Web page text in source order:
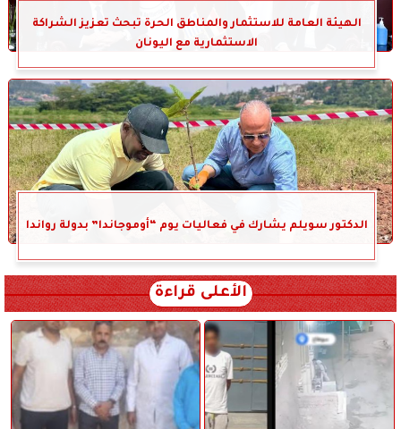
الهيئة العامة للاستثمار والمناطق الحرة تبحث تعزيز الشراكة
الاستثمارية مع اليونان
الدكتور سويلم يشارك في فعاليات يوم “أوموجاندا” بدولة رواندا
الأعلى قراءة